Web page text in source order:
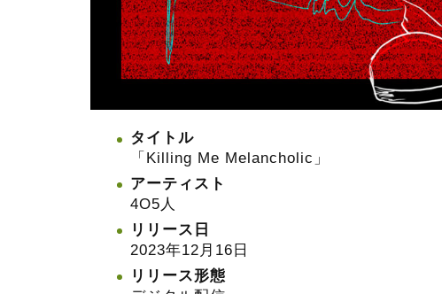
タイトル
「Killing Me Melancholic」
アーティスト
4O5人
リリース日
2023年12月16日
リリース形態